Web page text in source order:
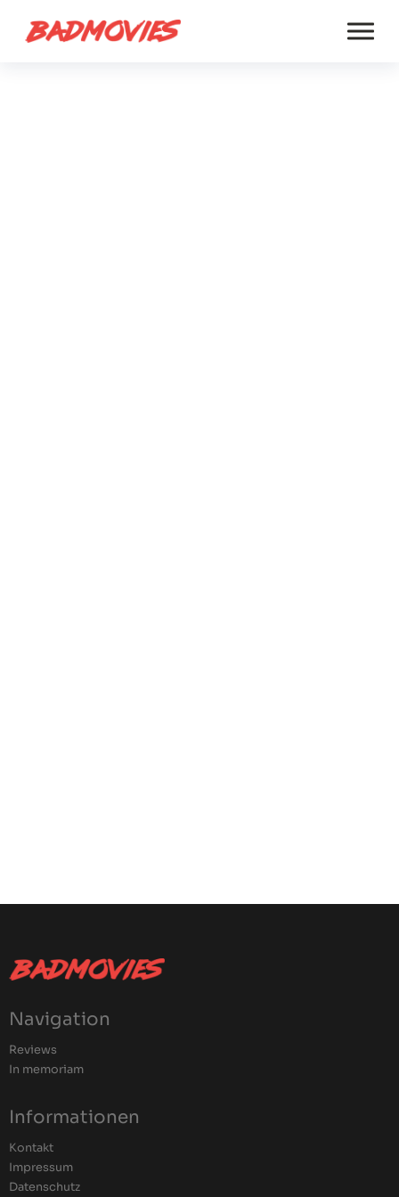
Navigation
Reviews
In memoriam
Informationen
Kontakt
Impressum
Datenschutz